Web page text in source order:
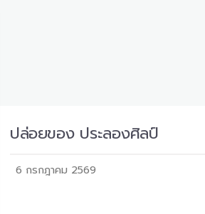
ปล่อยของ ประลองศิลป์
6 กรกฎาคม 2569